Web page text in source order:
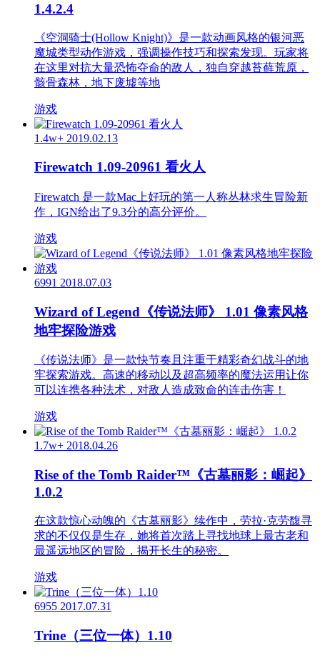
1.4.2.4
《空洞骑士(Hollow Knight)》是一款动画风格的银河恶
魔城类型动作游戏，强调操作技巧和探索发现。玩家将
在这里对抗大量恐怖夺命的敌人，独自穿越苔藓荒原，
骸骨森林，地下废墟等地
游戏
1.4w+ 2019.02.13
Firewatch 1.09-20961 看火人
Firewatch 是一款Mac上好玩的第一人称丛林求生冒险新
作，IGN给出了9.3分的高分评价。
游戏
6991 2018.07.03
Wizard of Legend《传说法师》 1.01 像素风格
地牢探险游戏
《传说法师》是一款快节奏且注重于精彩奇幻战斗的地
牢探索游戏。高速的移动以及超高频率的魔法运用让你
可以连携各种法术，对敌人造成致命的连击伤害！
游戏
1.7w+ 2018.04.26
Rise of the Tomb Raider™《古墓丽影：崛起》
1.0.2
在这款惊心动魄的《古墓丽影》续作中，劳拉·克劳馥寻
求的不仅仅是生存，她将首次踏上寻找地球上最古老和
最遥远地区的冒险，揭开长生的秘密。
游戏
6955 2017.07.31
Trine（三位一体）1.10